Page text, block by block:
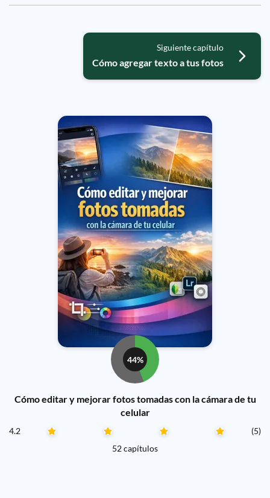
Siguiente capítulo
Cómo agregar texto a tus fotos
44%
Cómo editar y mejorar fotos tomadas con la cámara de tu
celular
4.2
(5)
52 capítulos